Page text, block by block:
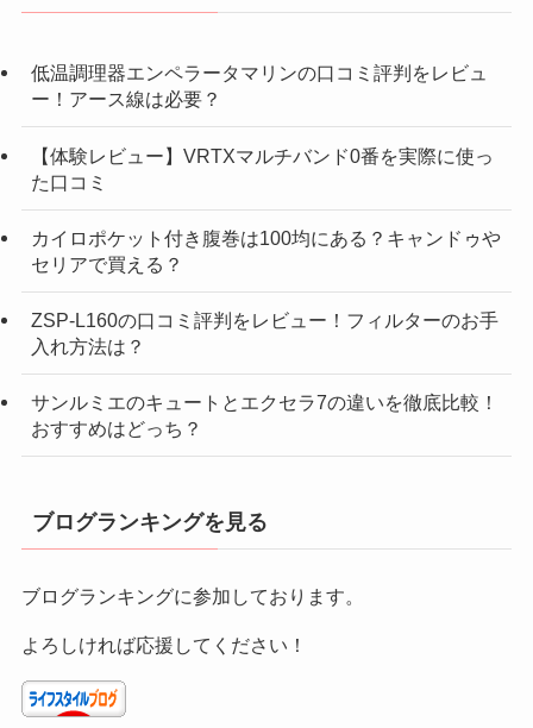
低温調理器エンペラータマリンの口コミ評判をレビュ
ー！アース線は必要？
【体験レビュー】VRTXマルチバンド0番を実際に使っ
た口コミ
カイロポケット付き腹巻は100均にある？キャンドゥや
セリアで買える？
ZSP-L160の口コミ評判をレビュー！フィルターのお手
入れ方法は？
サンルミエのキュートとエクセラ7の違いを徹底比較！
おすすめはどっち？
ブログランキングを見る
ブログランキングに参加しております。
よろしければ応援してください！